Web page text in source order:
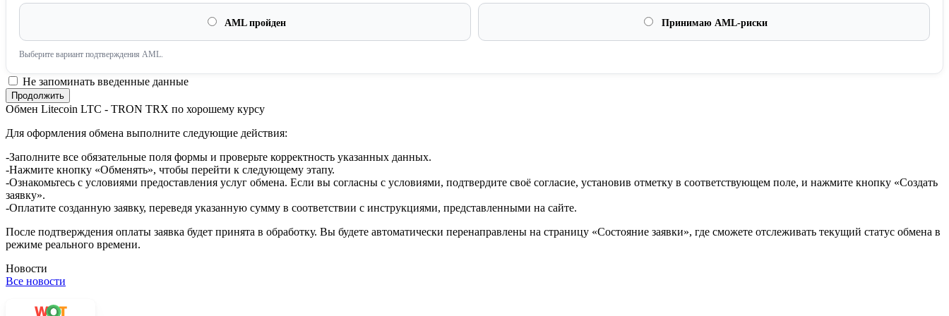
AML пройден Принимаю AML-риски
Выберите вариант подтверждения AML.
Не запоминать введенные данные
Обмен Litecoin LTC - TRON TRX по хорошему курсу
Для оформления обмена выполните следующие действия:
-Заполните все обязательные поля формы и проверьте корректность указанных данных.
-Нажмите кнопку «Обменять», чтобы перейти к следующему этапу.
-Ознакомьтесь с условиями предоставления услуг обмена. Если вы согласны с условиями, подтвердите своё согласие, установив отметку в соответствующем поле, и нажмите кнопку «Создать
заявку».
-Оплатите созданную заявку, переведя указанную сумму в соответствии с инструкциями, представленными на сайте.
После подтверждения оплаты заявка будет принята в обработку. Вы будете автоматически перенаправлены на страницу «Состояние заявки», где сможете отслеживать текущий статус обмена в
режиме реального времени.
Новости
Все новости